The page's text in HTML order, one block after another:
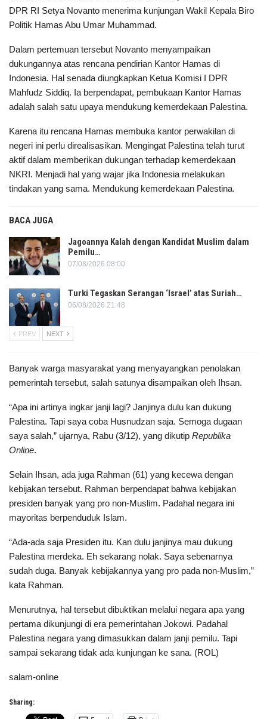
DPR RI Setya Novanto menerima kunjungan Wakil Kepala Biro
Politik Hamas Abu Umar Muhammad.
Dalam pertemuan tersebut Novanto menyampaikan
dukungannya atas rencana pendirian Kantor Hamas di
Indonesia. Hal senada diungkapkan Ketua Komisi I DPR
Mahfudz Siddiq. Ia berpendapat, pembukaan Kantor Hamas
adalah salah satu upaya mendukung kemerdekaan Palestina.
Karena itu rencana Hamas membuka kantor perwakilan di
negeri ini perlu direalisasikan. Mengingat Palestina telah turut
aktif dalam memberikan dukungan terhadap kemerdekaan
NKRI. Menjadi hal yang wajar jika Indonesia melakukan
tindakan yang sama. Mendukung kemerdekaan Palestina.
BACA JUGA
Jagoannya Kalah dengan Kandidat Muslim dalam
Pemilu…
07/08/2026 08:00
Turki Tegaskan Serangan ‘Israel’ atas Suriah…
06/08/2026 21:48
PREV NEXT
Banyak warga masyarakat yang menyayangkan penolakan
pemerintah tersebut, salah satunya disampaikan oleh Ihsan.
“Apa ini artinya ingkar janji lagi? Janjinya dulu kan dukung
Palestina. Tapi saya coba Husnudzan saja. Semoga dugaan
saya salah,” ujarnya, Rabu (3/12), yang dikutip Republika
Online.
Selain Ihsan, ada juga Rahman (61) yang kecewa dengan
kebijakan tersebut. Rahman berpendapat bahwa kebijakan
presiden banyak yang pro non-Muslim. Padahal negara ini
mayoritas berpenduduk Islam.
“Ada-ada saja Presiden itu. Kan dulu janjinya mau dukung
Palestina merdeka. Eh sekarang nolak. Saya sebenarnya
sudah duga. Banyak kebijakannya yang pro pada non-Muslim,”
kata Rahman.
Menurutnya, hal tersebut dibuktikan melalui negara apa yang
pertama dikunjungi di era pemerintahan Jokowi. Padahal
Palestina negara yang dimasukkan dalam janji pemilu. Tapi
sampai sekarang tidak ada kunjungan ke sana. (ROL)
salam-online
Sharing: